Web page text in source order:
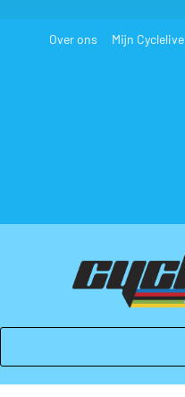
Over ons Mijn Cyclelive